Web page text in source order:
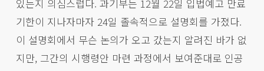
있는지 의심스럽다. 과기부는 12월 22일 입법예고 만료
기한이 지나자마자 24일 졸속적으로 설명회를 가졌다.
이 설명회에서 무슨 논의가 오고 갔는지 알려진 바가 없
지만, 그간의 시행령안 마련 과정에서 보여준대로 인공